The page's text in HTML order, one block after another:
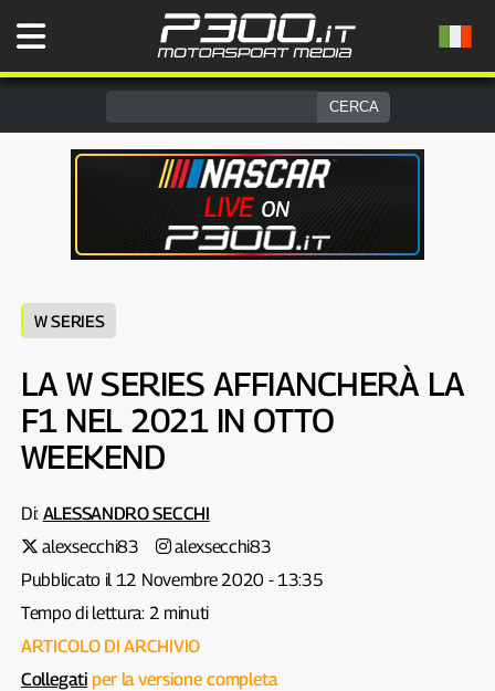
W SERIES
LA W SERIES AFFIANCHERÀ LA
F1 NEL 2021 IN OTTO
WEEKEND
Di: ALESSANDRO SECCHI
alexsecchi83
alexsecchi83
Pubblicato il 12 Novembre 2020 - 13:35
Tempo di lettura: 2 minuti
ARTICOLO DI ARCHIVIO
Collegati per la versione completa